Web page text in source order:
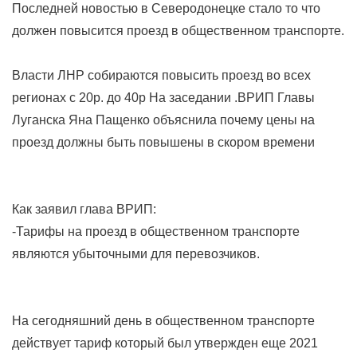
Последней новостью в Северодонецке стало то что
должен повысится проезд в общественном транспорте.
Власти ЛНР собираются повысить проезд во всех
регионах с 20р. до 40р На заседании .ВРИП Главы
Луганска Яна Пащенко объяснила почему цены на
проезд должны быть повышены в скором времени
Как заявил глава ВРИП:
-Тарифы на проезд в общественном транспорте
являются убыточными для перевозчиков.
На сегодняшний день в общественном транспорте
действует тариф который был утвержден еще 2021